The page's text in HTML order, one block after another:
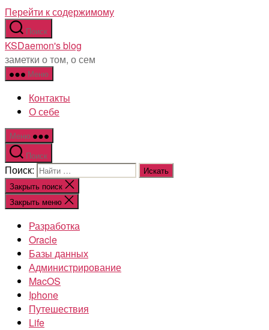
Перейти к содержимому
Поиск
KSDaemon's blog
заметки о том, о сем
Меню
Контакты
О себе
Меню
Поиск
Поиск:
Закрыть поиск
Закрыть меню
Разработка
Oracle
Базы данных
Администрирование
MacOS
Iphone
Путешествия
Life